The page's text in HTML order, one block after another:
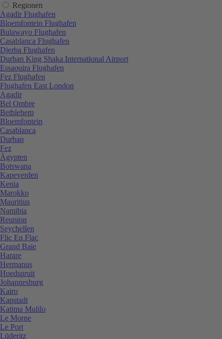
Regionen
Agadir Flughafen
Bloemfontein Flughafen
Bulawayo Flughafen
Casablanca Flughafen
Djerba Flughafen
Durban King Shaka International Airport
Essaouira Flughafen
Fez Flughafen
Flughafen East London
Agadir
Bel Ombre
Bethlehem
Bloemfontein
Casablanca
Durban
Fez
Ägypten
Botswana
Kapeverden
Kenia
Marokko
Mauritius
Namibia
Reunion
Seychellen
Flic En Flac
Grand Baie
Harare
Hermanus
Hoedspruit
Johannesburg
Kairo
Kapstadt
Katima Mulilo
Le Morne
Le Port
Lüderitz